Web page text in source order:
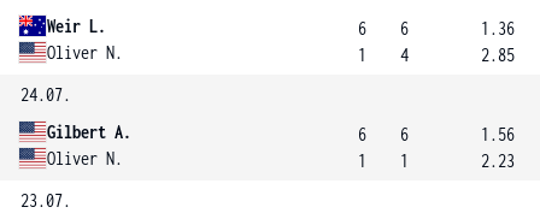
Weir L.
Oliver N.
6
1
6
4
1.36
2.85
24.07.
Gilbert A.
Oliver N.
6
1
6
1
1.56
2.23
23.07.